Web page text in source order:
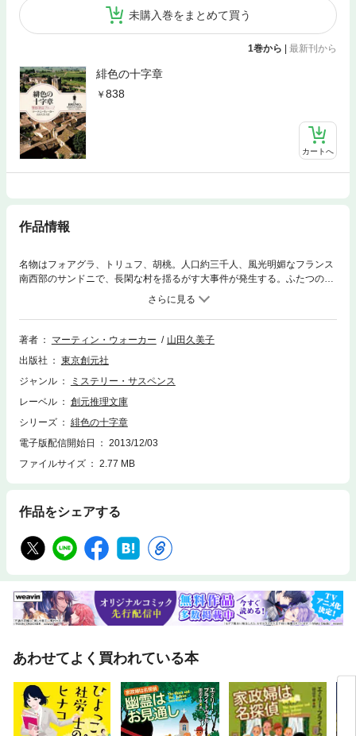
未購入巻をまとめて買う
1巻から | 最新刊から
緋色の十字章
838
カートへ
作品情報
名物はフォアグラ、トリュフ、胡桃。人口約三千人、風光明媚なフランス
南西部のサンドニで、長閑な村を揺るがす大事件が発生する。ふたつの戦
争で国家のために戦い、戦功十字章を授与された英雄である老人が殺害さ
れたのだ。彼は腹部を裂かれ、胸にナチスの鉤十字を刻まれていた。村で
ただひとりの警官にして警察署長のブルーノは、村人たちの助けを得て捜
査をはじめる。就任以来初めての殺人事件を解決し平穏な村を取り戻すこ
優しき署長の奮闘を描く、清新な警察ミステリ。
著者 マーティン・ウォーカー
山田久美子
出版社
東京創元社
ジャンル
ミステリー・サスペンス
レーベル
創元推理文庫
シリーズ
緋色の十字章
電子版配信開始日
2013/12/03
ファイルサイズ
2.77 MB
作品をシェアする
あわせてよく買われている本